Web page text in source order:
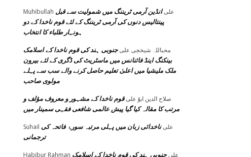
Muhibullah علىانڈین آرمی ٹریننگ میں شمولیت سے قبل
پینتالیس دنوں کی آرمی ٹریننگ کے لئے قوم ناخدا کے دو
ہونہار طلباء کا انتخاب
محباللہ شیخجی علىجنوبی ہند کی قوم ناخدا کے اسلامک
بینکنگ اینڈ فائنانس میں ماسٹریٹ کی ڈگری کے لئے بیرون
ملک ملیشیا میں اعلیٰ تعلیم حاصل کرنے والے سب سے پہلے
مولوی صاحب
صلاح الدین ابوّ علىقوم ناخدا کے مشہور و معروف مؤلف و
مرتب کا مقالہ کیا گیا پیش عالمی شافعی فقہی سمینار میں
Suhail علىناخدائی زبان میں پہلی مرتبہ سورۂ فاتحہ کی
ترجمانی
Habibur Rahman علىجنوبی ہند کی قوم ناخدا کے اسلامک